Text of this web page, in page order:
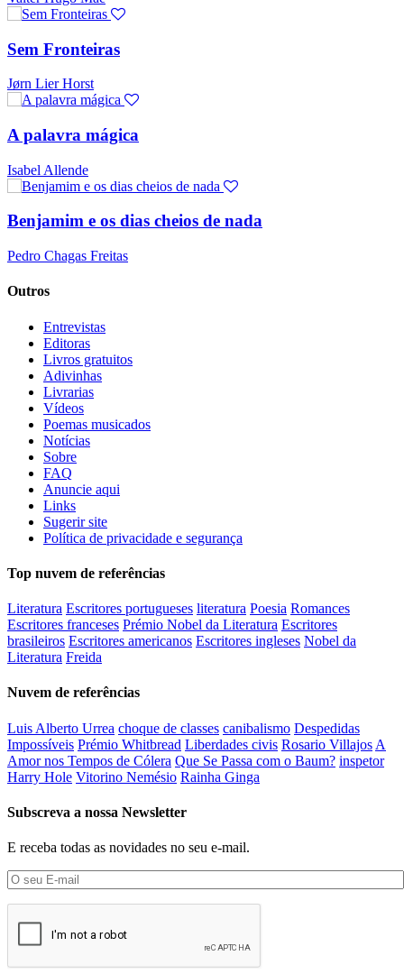
Sem Fronteiras
Jørn Lier Horst
A palavra mágica
Isabel Allende
Benjamim e os dias cheios de nada
Pedro Chagas Freitas
Outros
Entrevistas
Editoras
Livros gratuitos
Adivinhas
Livrarias
Vídeos
Poemas musicados
Notícias
Sobre
FAQ
Anuncie aqui
Links
Sugerir site
Política de privacidade e segurança
Top nuvem de referências
Literatura Escritores portugueses literatura Poesia Romances
Escritores franceses Prémio Nobel da Literatura Escritores
brasileiros Escritores americanos Escritores ingleses Nobel da
Literatura Freida
Nuvem de referências
Luis Alberto Urrea choque de classes canibalismo Despedidas
Impossíveis Prémio Whitbread Liberdades civis Rosario Villajos A
Amor nos Tempos de Cólera Que Se Passa com o Baum? inspetor
Harry Hole Vitorino Nemésio Rainha Ginga
Subscreva a nossa Newsletter
E receba todas as novidades no seu e-mail.